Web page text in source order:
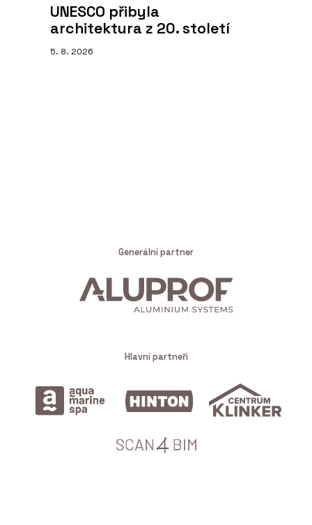
UNESCO přibyla
architektura z 20. století
5. 8. 2026
Generální partner
Hlavní partneři